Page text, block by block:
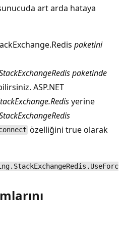
art arda hataya
paketini
paketinde
ASP.NET
yerine
özelliğini true olarak